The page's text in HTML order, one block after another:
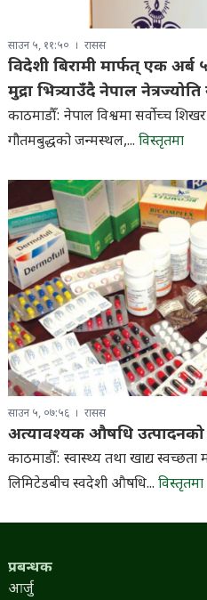
साउन ५, ११:५० रासस
विदेशी बिरामी मार्फत् एक अर्ब
मुद्रा भित्र्याउँदै नेपाल नेत्रज्योति
काठमाडौँ: नेपाल विश्वमा सर्वाेच्च
गौतमबुद्धको जन्मस्थल,... विस्तृतमा
साउन ५, ०७:५६ रासस
अत्यावश्यक औषधि उत्पादनको
काठमाडौँ: स्वास्थ्य तथा खाद्य
लिमिटेडबीच स्वदेशी औषधि... विस्तृतमा
प्रबन्धक
आर्जु